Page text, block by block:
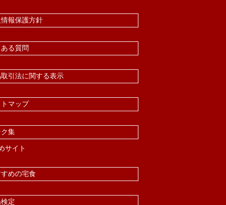
報保護方針
る質問
引法に関する表示
マップ
ク集
サイト
めの宅食
定